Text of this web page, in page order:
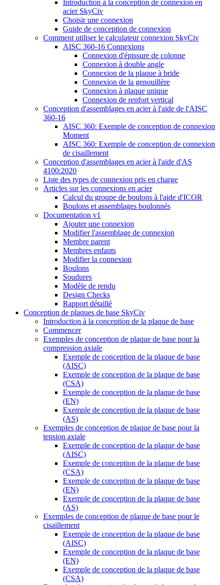
Introduction à la conception de connexion en
acier SkyCiv
Choisir une connexion
Guide de conception de connexion
Comment utiliser le calculateur connexion SkyCiv
AISC 360-16 Connexions
Connexion d'épissure de colonne
Connexion à double angle
Connexion de la plaque à bride
Connexion de la genouillère
Connexion à plaque unique
Connexion de renfort vertical
Conception d'assemblages en acier à l'aide de l'AISC
360-16
AISC 360: Exemple de conception de connexion
Moment
AISC 360: Exemple de conception de connexion
de cisaillement
Conception d'assemblages en acier à l'aide d'AS
4100:2020
Liste des types de connexion pris en charge
Articles sur les connexions en acier
Calcul du groupe de boulons à l'aide d'ICOR
Boulons et assemblages boulonnés
Documentation v1
Ajouter une connexion
Modifier l'assemblage de connexion
Membre parent
Membres enfants
Modifier la connexion
Boulons
Soudures
Modèle de rendu
Design Checks
Rapport détaillé
Conception de plaques de base SkyCiv
Introduction à la conception de la plaque de base
Commencer
Exemples de conception de plaque de base pour la
compression axiale
Exemple de conception de la plaque de base
(AISC)
Exemple de conception de la plaque de base
(CSA)
Exemple de conception de la plaque de base
(EN)
Exemple de conception de la plaque de base
(AS)
Exemples de conception de plaque de base pour la
tension axiale
Exemple de conception de la plaque de base
(AISC)
Exemple de conception de la plaque de base
(CSA)
Exemple de conception de la plaque de base
(EN)
Exemple de conception de la plaque de base
(AS)
Exemples de conception de plaque de base pour le
cisaillement
Exemple de conception de la plaque de base
(AISC)
Exemple de conception de la plaque de base
(EN)
Exemple de conception de la plaque de base
(CSA)